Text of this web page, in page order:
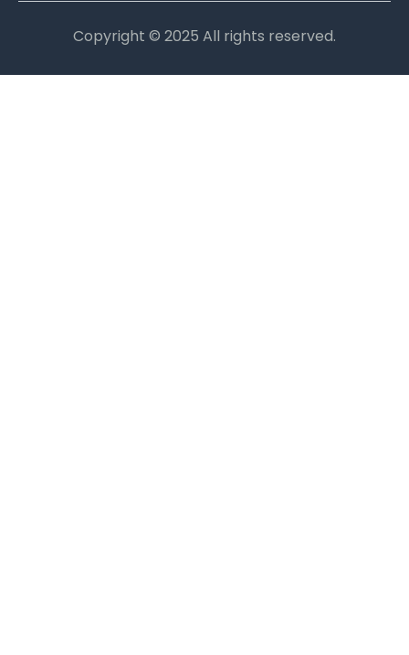
Copyright © 2025 All rights reserved.